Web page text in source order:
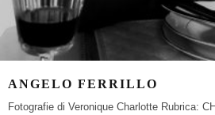
ANGELO FERRILLO
Fotografie di Veronique Charlotte Rubrica: